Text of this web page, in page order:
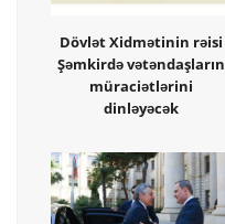
Dövlət Xidmətinin rəisi
Şəmkirdə vətəndaşların
müraciətlərini
dinləyəcək